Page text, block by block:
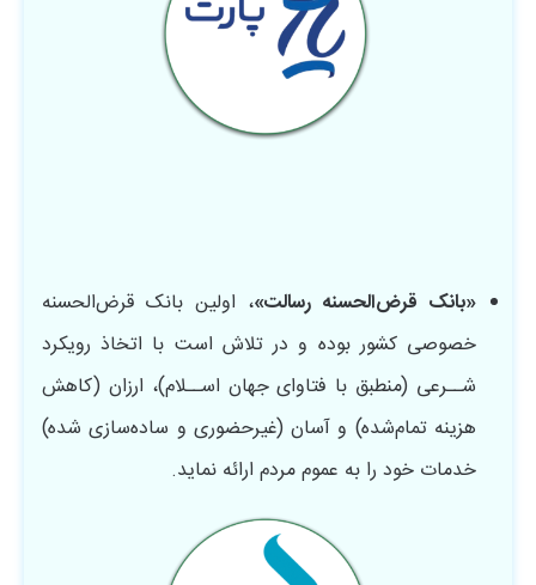
«بانک قرض‌الحسنه رسالت»، اولین بانک قرض‌الحسنه
خصوصی کشور بوده و در تلاش است با اتخاذ رویکرد
شــرعی (منطبق با فتاوای جهان اســلام)، ارزان (کاهش
هزینه تمام‌شده) و آسان (غیرحضوری و ساده‌سازی شده)
خدمات خود را به عموم مردم ارائه نماید.